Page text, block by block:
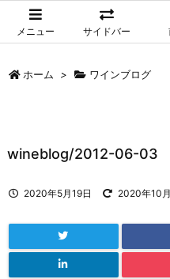
メニュー サイドバー
ホーム > ワインブログ
wineblog/2012-06-03
2020年5月19日 2020年10